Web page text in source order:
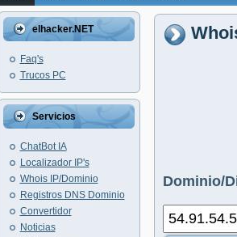
elhacker.NET
Faq's
Trucos PC
Servicios
ChatBot IA
Localizador IP's
Whois IP/Dominio
Registros DNS Dominio
Convertidor
Noticias
Dominio/